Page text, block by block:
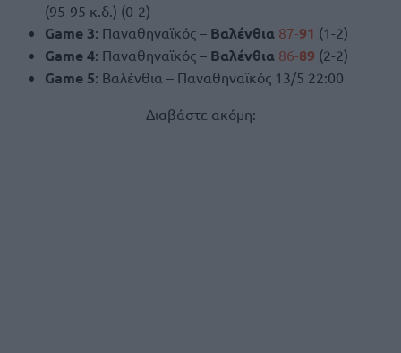
(95-95 κ.δ.) (0-2)
Game 3: Παναθηναϊκός – Βαλένθια 87-91 (1-2)
Game 4: Παναθηναϊκός – Βαλένθια 86-89 (2-2)
Game 5: Βαλένθια – Παναθηναϊκός 13/5 22:00
Διαβάστε ακόμη: